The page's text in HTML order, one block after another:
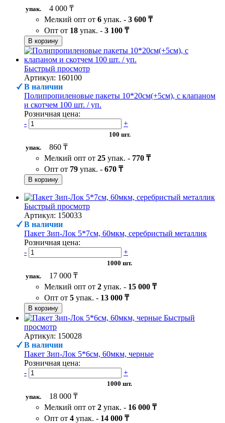
упак.
4 000 ₸
Мелкий опт от 6 упак. - 3 600 ₸
Опт от 18 упак. - 3 100 ₸
В корзину
Быстрый просмотр
Артикул: 160100
В наличии
Полипропиленовые пакеты 10*20см(+5см), с клапаном
и скотчем 100 шт. / уп.
Розничная цена:
-
+
100 шт.
упак.
860 ₸
Мелкий опт от 25 упак. - 770 ₸
Опт от 79 упак. - 670 ₸
В корзину
Быстрый просмотр
Артикул: 150033
В наличии
Пакет Зип-Лок 5*7см, 60мкм, серебристый металлик
Розничная цена:
-
+
1000 шт.
упак.
17 000 ₸
Мелкий опт от 2 упак. - 15 000 ₸
Опт от 5 упак. - 13 000 ₸
В корзину
Быстрый
просмотр
Артикул: 150028
В наличии
Пакет Зип-Лок 5*6см, 60мкм, черные
Розничная цена:
-
+
1000 шт.
упак.
18 000 ₸
Мелкий опт от 2 упак. - 16 000 ₸
Опт от 4 упак. - 14 000 ₸